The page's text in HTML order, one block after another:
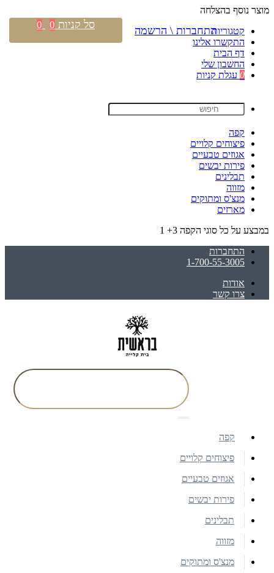
מוצר נוסף בהצלחה
קטגוריות
התקשרו אלינו
דף הבית
החשבון שלי
0 עגלת קניות
קפה
פיצוחים קלויים
אגוזים טבעיים
פירות יבשים
תבלינים
מזווה
מנצ'ס ומתוקים
מארזים
במבצע על כל סוגי הקפה 3+ 1
התחברות
1-700-55-3005
אודות
צרו קשר
התחברות \ הרשמה סל קניות 0
0
קפה
פיצוחים קלויים
אגוזים טבעיים
פירות יבשים
תבלינים
מזווה
מנצ'ס ומתוקים